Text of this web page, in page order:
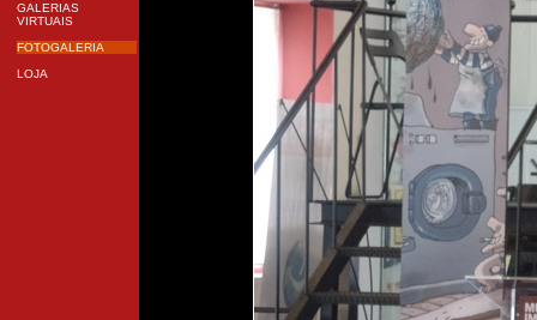
GALERIAS
VIRTUAIS
FOTOGALERIA
LOJA